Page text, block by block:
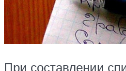
При составлении